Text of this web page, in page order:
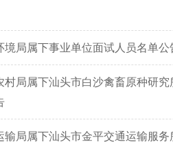
境局属下事业单位面试人员名单公
局属下汕头市白沙禽畜原种研
局属下汕头市金平交通运输服